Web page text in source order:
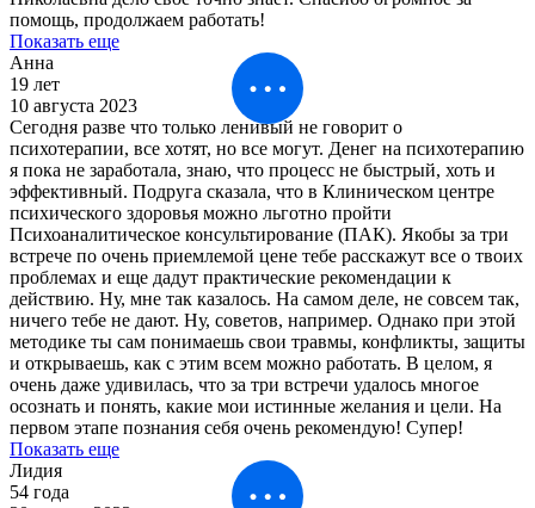
помощь, продолжаем работать!
Показать еще
Анна
19 лет
10 августа 2023
Сегодня разве что только ленивый не говорит о
психотерапии, все хотят, но все могут. Денег на психотерапию
я пока не заработала, знаю, что процесс не быстрый, хоть и
эффективный. Подруга сказала, что в Клиническом центре
психического здоровья можно льготно пройти
Психоаналитическое консультирование (ПАК). Якобы за три
встрече по очень приемлемой цене тебе расскажут все о твоих
проблемах и еще дадут практические рекомендации к
действию. Ну, мне так казалось. На самом деле, не совсем так,
ничего тебе не дают. Ну, советов, например. Однако при этой
методике ты сам понимаешь свои травмы, конфликты, защиты
и открываешь, как с этим всем можно работать. В целом, я
очень даже удивилась, что за три встречи удалось многое
осознать и понять, какие мои истинные желания и цели. На
первом этапе познания себя очень рекомендую! Супер!
Показать еще
Лидия
54 года